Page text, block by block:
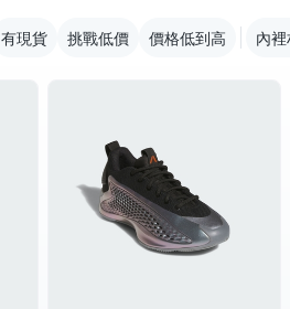
有現貨 挑戰低價 價格低到高 內